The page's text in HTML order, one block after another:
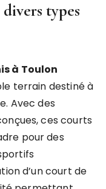
types
à Toulon
terrain destiné à
Avec des
ces courts
pour des
d’un court de